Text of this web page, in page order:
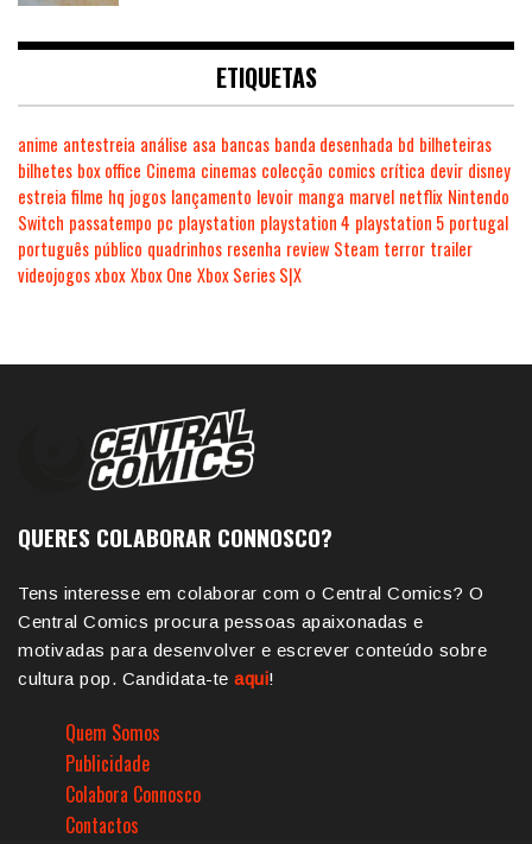
ETIQUETAS
anime antestreia análise asa bancas banda desenhada bd bilheteiras
bilhetes box office Cinema cinemas colecção comics crítica devir disney
estreia filme hq jogos lançamento levoir manga marvel netflix Nintendo
Switch passatempo pc playstation playstation 4 playstation 5 portugal
português público quadrinhos resenha review Steam terror trailer
videojogosxboxXbox One Xbox Series S|X
QUERES COLABORAR CONNOSCO?
Tens interesse em colaborar com o Central Comics? O
Central Comics procura pessoas apaixonadas e
motivadas para desenvolver e escrever conteúdo sobre
cultura pop. Candidata-te aqui!
Quem Somos
Publicidade
Colabora Connosco
Contactos